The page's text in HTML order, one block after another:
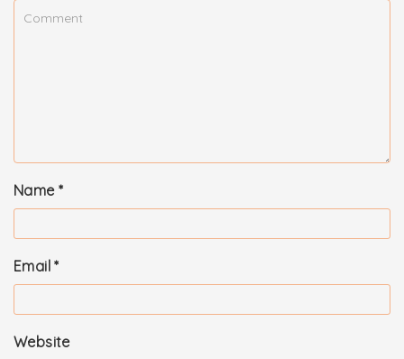
Name *
Email*
Website